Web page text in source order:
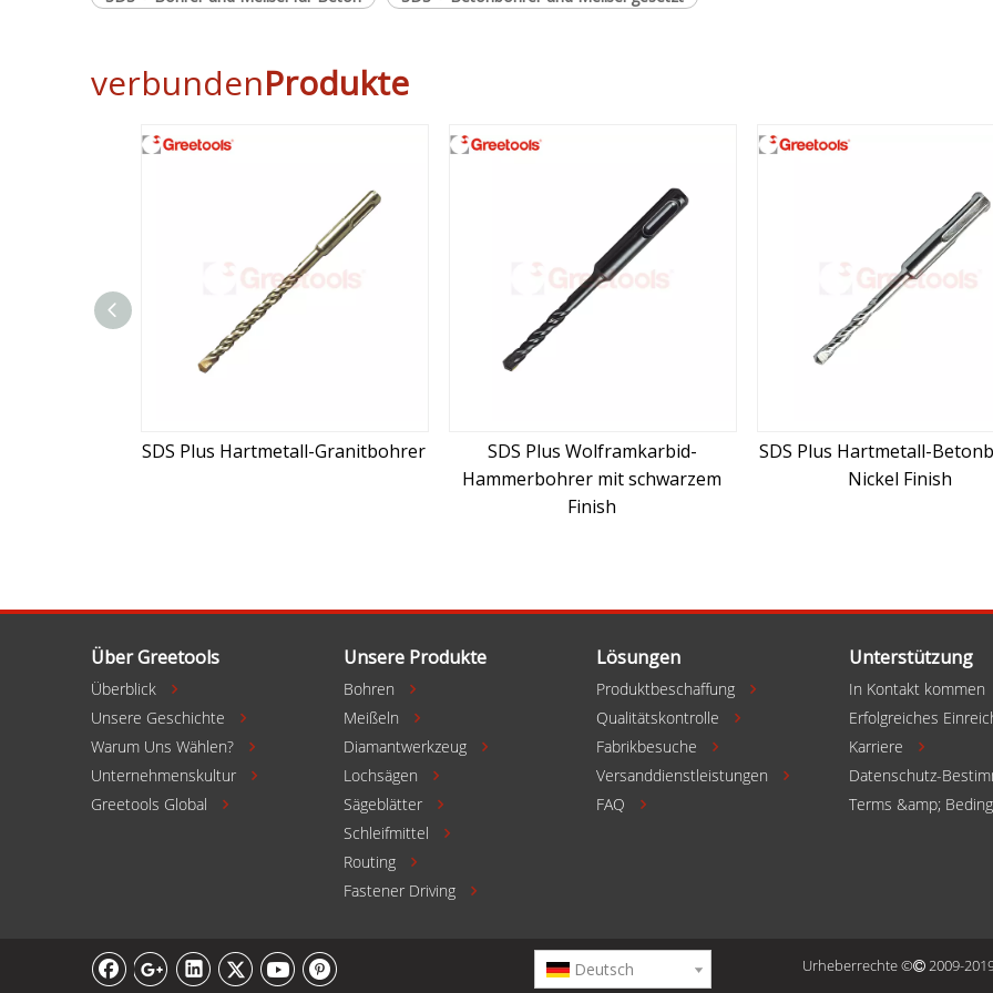
verbundenProdukte
Granitbohrer
SDS Plus Wolframkarbid-
SDS Plus Hartmetall-Betonbohrer
Nickel Finish
SDS Plus Hartmetall-
Über Greetools
Überblick 
Unsere Geschichte 
Warum Uns Wählen? 
Unternehmenskultur 
Greetools Global 
Unsere Produkte
Bohren 
Meißeln 
Diamantwerkzeug 
Lochsägen 
Sägeblätter 
Schleifmittel 
Routing 
Fastener Driving 
Lösungen
Produktbeschaffung 
Qualitätskontrolle 
Fabrikbesuche 
Versanddienstleistungen 
FAQ 
Unterstützung
In Kontakt kommen
Erfolgreiches
Karriere 
Datenschutz-
Terms &amp;
Deutsch Urheberrechte © 2009-